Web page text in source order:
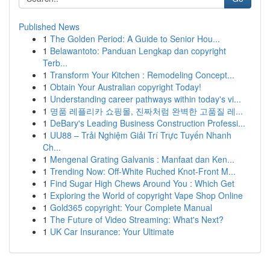
Published News
1 The Golden Period: A Guide to Senior Hou...
1 Belawantoto: Panduan Lengkap dan copyright
Terb...
1 Transform Your Kitchen : Remodeling Concept...
1 Obtain Your Australian copyright Today!
1 Understanding career pathways within today's vi...
1 명품 레플리카 쇼핑몰, 진짜처럼 완벽한 고품질 레...
1 DeBary's Leading Business Construction Professi...
1 UU88 – Trải Nghiệm Giải Trí Trực Tuyến Nhanh
Ch...
1 Mengenal Grating Galvanis : Manfaat dan Ken...
1 Trending Now: Off-White Ruched Knot-Front M...
1 Find Sugar High Chews Around You : Which Get
1 Exploring the World of copyright Vape Shop Online
1 Gold365 copyright: Your Complete Manual
1 The Future of Video Streaming: What's Next?
1 UK Car Insurance: Your Ultimate